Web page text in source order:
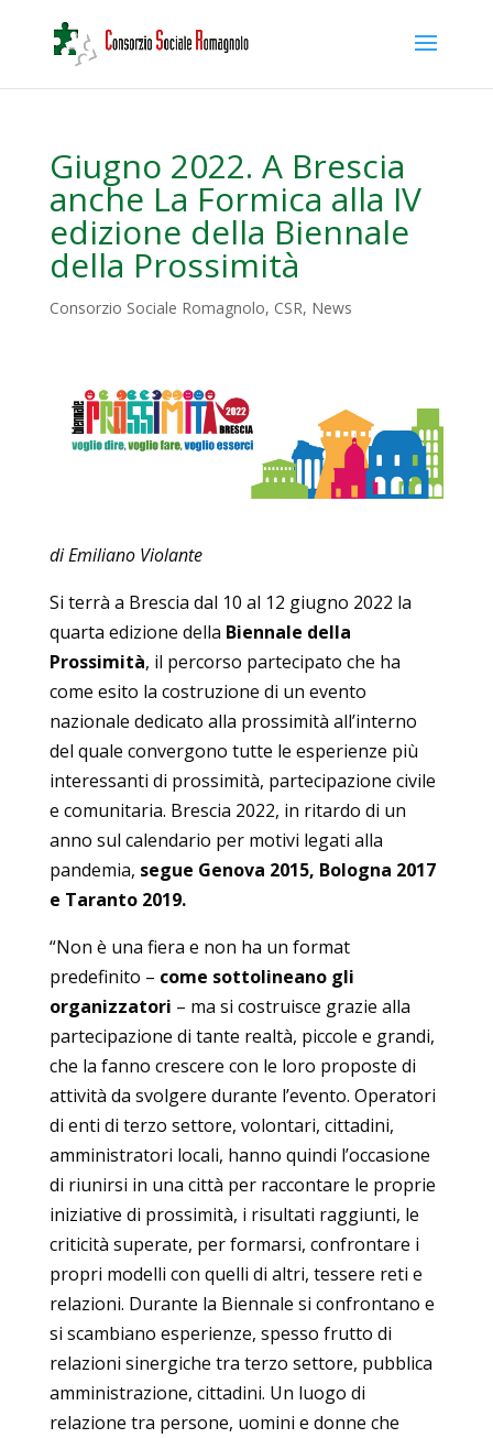
Giugno 2022. A Brescia
anche La Formica alla IV
edizione della Biennale
della Prossimità
Consorzio Sociale Romagnolo, CSR, News
di Emiliano Violante
Si terrà a Brescia dal 10 al 12 giugno 2022 la
quarta edizione della Biennale della
Prossimità, il percorso partecipato che ha
come esito la costruzione di un evento
nazionale dedicato alla prossimità all’interno
del quale convergono tutte le esperienze più
interessanti di prossimità, partecipazione civile
e comunitaria. Brescia 2022, in ritardo di un
anno sul calendario per motivi legati alla
pandemia, segue Genova 2015, Bologna 2017
e Taranto 2019.
“Non è una fiera e non ha un format
predefinito – come sottolineano gli
organizzatori – ma si costruisce grazie alla
partecipazione di tante realtà, piccole e grandi,
che la fanno crescere con le loro proposte di
attività da svolgere durante l’evento. Operatori
di enti di terzo settore, volontari, cittadini,
amministratori locali, hanno quindi l’occasione
di riunirsi in una città per raccontare le proprie
iniziative di prossimità, i risultati raggiunti, le
criticità superate, per formarsi, confrontare i
propri modelli con quelli di altri, tessere reti e
relazioni. Durante la Biennale si confrontano e
si scambiano esperienze, spesso frutto di
relazioni sinergiche tra terzo settore, pubblica
amministrazione, cittadini. Un luogo di
relazione tra persone, uomini e donne che